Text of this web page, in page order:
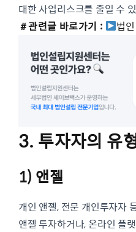
대한 사업리스크를 줄일 수
＃관련글 바로가기 : 법
3. 투자자의 유
1) 앤젤
개인 앤젤, 전문 개인투자자
앤젤 투자하거나, 온라인 플